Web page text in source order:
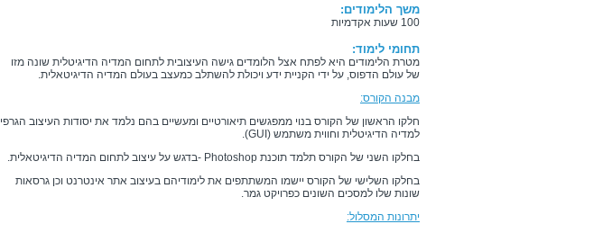
משך הלימודים:
100 שעות אקדמיות
תחומי לימוד:
מטרת הלימודים היא לפתח אצל הלומדים גישה העיצובית לתחום המדיה הדיגיטלית שונה מזו
של עולם הדפוס, על ידי הקניית ידע ויכולת להשתלב כמעצב בעולם המדיה הדיגיטאלית.
מבנה הקורס:
חלקו הראשון של הקורס בנוי ממפגשים תיאורטיים ומעשיים בהם נלמד את יסודות העיצוב הגרפי
למדיה הדיגיטלית וחווית משתמש ( GUI
).
בחלקו השני של הקורס תלמד תוכנת Photoshop -בדגש על עיצוב לתחום המדיה הדיגיטאלית.
בחלקו השלישי של הקורס יישמו המשתתפים את לימודיהם בעיצוב אתר אינטרנט וכן גרסאות
שונות שלו למסכים השונים כפרויקט גמר.
יתרונות המסלול: